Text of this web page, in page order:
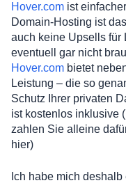
Hover.com ist
Domain-Hosting ist
auch keine Upsells für
eventuell gar nicht
Hover.com bietet
Leistung – die so
Schutz Ihrer privaten
ist kostenlos inklusive
zahlen Sie alleine
hier)
Ich habe mich